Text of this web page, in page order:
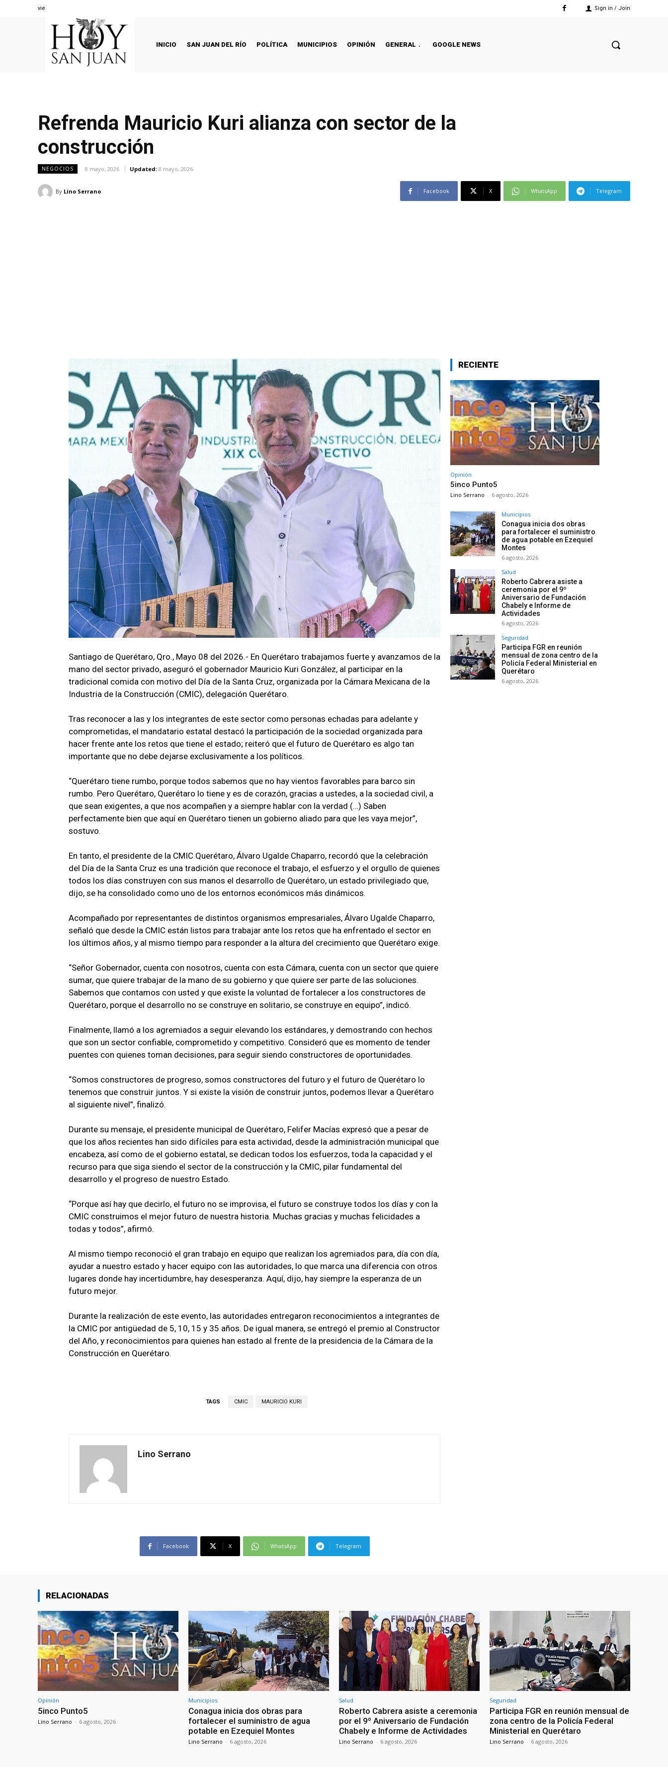
viernes, agosto 7, 2026 Sign in / Join
INICIO SAN JUAN DEL RÍO POLÍTICA MUNICIPIOS OPINIÓN GENERAL GOOGLE NEWS
Refrenda Mauricio Kuri alianza con sector de la
construcción
NEGOCIOS 8 mayo, 2026 Updated: 8 mayo, 2026
By Lino Serrano Facebook X WhatsApp Telegram
Santiago de Querétaro, Qro., Mayo 08 del 2026.- En Querétaro trabajamos fuerte y avanzamos de la
mano del sector privado, aseguró el gobernador Mauricio Kuri González, al participar en la
tradicional comida con motivo del Día de la Santa Cruz, organizada por la Cámara Mexicana de la
Industria de la Construcción (CMIC), delegación Querétaro.
Tras reconocer a las y los integrantes de este sector como personas echadas para adelante y
comprometidas, el mandatario estatal destacó la participación de la sociedad organizada para
hacer frente ante los retos que tiene el estado; reiteró que el futuro de Querétaro es algo tan
importante que no debe dejarse exclusivamente a los políticos.
“Querétaro tiene rumbo, porque todos sabemos que no hay vientos favorables para barco sin
rumbo. Pero Querétaro, Querétaro lo tiene y es de corazón, gracias a ustedes, a la sociedad civil, a
que sean exigentes, a que nos acompañen y a siempre hablar con la verdad (…) Saben
perfectamente bien que aquí en Querétaro tienen un gobierno aliado para que les vaya mejor”,
sostuvo.
En tanto, el presidente de la CMIC Querétaro, Álvaro Ugalde Chaparro, recordó que la celebración
del Día de la Santa Cruz es una tradición que reconoce el trabajo, el esfuerzo y el orgullo de quienes
todos los días construyen con sus manos el desarrollo de Querétaro, un estado privilegiado que,
dijo, se ha consolidado como uno de los entornos económicos más dinámicos.
Acompañado por representantes de distintos organismos empresariales, Álvaro Ugalde Chaparro,
señaló que desde la CMIC están listos para trabajar ante los retos que ha enfrentado el sector en
los últimos años, y al mismo tiempo para responder a la altura del crecimiento que Querétaro exige.
“Señor Gobernador, cuenta con nosotros, cuenta con esta Cámara, cuenta con un sector que quiere
sumar, que quiere trabajar de la mano de su gobierno y que quiere ser parte de las soluciones.
Sabemos que contamos con usted y que existe la voluntad de fortalecer a los constructores de
Querétaro, porque el desarrollo no se construye en solitario, se construye en equipo”, indicó.
Finalmente, llamó a los agremiados a seguir elevando los estándares, y demostrando con hechos
que son un sector confiable, comprometido y competitivo. Consideró que es momento de tender
puentes con quienes toman decisiones, para seguir siendo constructores de oportunidades.
“Somos constructores de progreso, somos constructores del futuro y el futuro de Querétaro lo
tenemos que construir juntos. Y si existe la visión de construir juntos, podemos llevar a Querétaro
al siguiente nivel”, finalizó.
Durante su mensaje, el presidente municipal de Querétaro, Felifer Macías expresó que a pesar de
que los años recientes han sido difíciles para esta actividad, desde la administración municipal que
encabeza, así como de el gobierno estatal, se dedican todos los esfuerzos, toda la capacidad y el
recurso para que siga siendo el sector de la construcción y la CMIC, pilar fundamental del
desarrollo y el progreso de nuestro Estado.
“Porque así hay que decirlo, el futuro no se improvisa, el futuro se construye todos los días y con la
CMIC construimos el mejor futuro de nuestra historia. Muchas gracias y muchas felicidades a
todas y todos”, afirmó.
Al mismo tiempo reconoció el gran trabajo en equipo que realizan los agremiados para, día con día,
ayudar a nuestro estado y hacer equipo con las autoridades, lo que marca una diferencia con otros
lugares donde hay incertidumbre, hay desesperanza. Aquí, dijo, hay siempre la esperanza de un
futuro mejor.
Durante la realización de este evento, las autoridades entregaron reconocimientos a integrantes de
la CMIC por antigüedad de 5, 10, 15 y 35 años. De igual manera, se entregó el premio al Constructor
del Año, y reconocimientos para quienes han estado al frente de la presidencia de la Cámara de la
Construcción en Querétaro.
TAGS CMIC MAURICIO KURI
Lino Serrano
Facebook X WhatsApp Telegram
RECIENTE
Opinión
5inco Punto5
Lino Serrano - 6 agosto, 2026
Municipios
Conagua inicia dos obras
para fortalecer el suministro
de agua potable en Ezequiel
Montes
6 agosto, 2026
Salud
Roberto Cabrera asiste a
ceremonia por el 9º
Aniversario de Fundación
Chabely e Informe de
Actividades
6 agosto, 2026
Seguridad
Participa FGR en reunión
mensual de zona centro de la
Policía Federal Ministerial en
Querétaro
6 agosto, 2026
RELACIONADAS
Opinión
5inco Punto5
Lino Serrano - 6 agosto, 2026
Municipios
Conagua inicia dos obras para
fortalecer el suministro de agua
potable en Ezequiel Montes
Lino Serrano - 6 agosto, 2026
Salud
Roberto Cabrera asiste a ceremonia
por el 9º Aniversario de Fundación
Chabely e Informe de Actividades
Lino Serrano - 6 agosto, 2026
Seguridad
Participa FGR en reunión mensual de
zona centro de la Policía Federal
Ministerial en Querétaro
Lino Serrano - 6 agosto, 2026